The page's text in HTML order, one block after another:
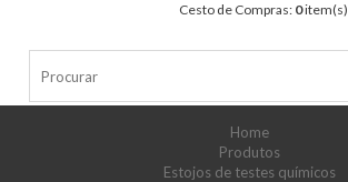
Cesto de Compras: 0item(s)
Home
Produtos
Estojos de testes químicos